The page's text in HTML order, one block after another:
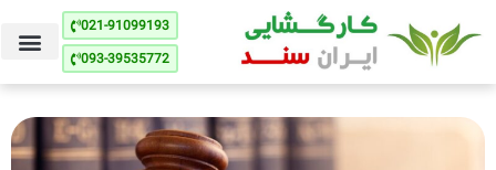
021-91099193
093-39535772